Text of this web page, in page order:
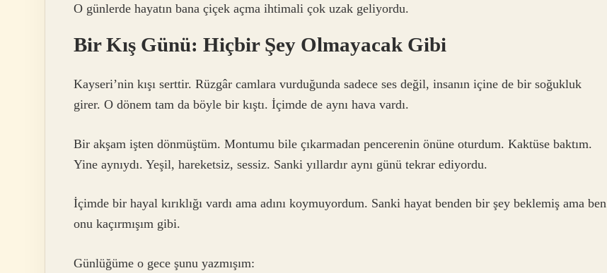
O günlerde hayatın bana çiçek açma ihtimali çok uzak geliyordu.
Bir Kış Günü: Hiçbir Şey Olmayacak Gibi
Kayseri’nin kışı serttir. Rüzgâr camlara vurduğunda sadece ses değil, insanın içine de bir soğukluk
girer. O dönem tam da böyle bir kıştı. İçimde de aynı hava vardı.
Bir akşam işten dönmüştüm. Montumu bile çıkarmadan pencerenin önüne oturdum. Kaktüse baktım.
Yine aynıydı. Yeşil, hareketsiz, sessiz. Sanki yıllardır aynı günü tekrar ediyordu.
İçimde bir hayal kırıklığı vardı ama adını koymuyordum. Sanki hayat benden bir şey beklemiş ama ben
onu kaçırmışım gibi.
Günlüğüme o gece şunu yazmışım: